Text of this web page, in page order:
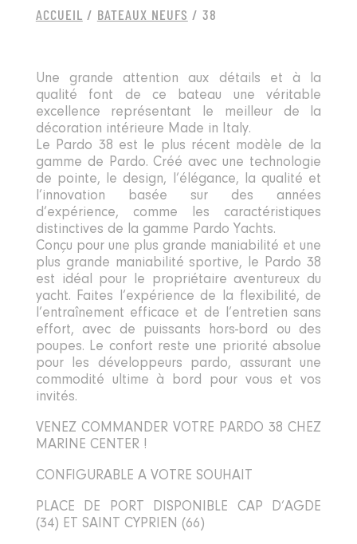
ACCUEIL / BATEAUX NEUFS / 38
Une grande attention aux détails et à la
qualité font de ce bateau une véritable
excellence représentant le meilleur de la
décoration intérieure Made in Italy.
Le Pardo 38 est le plus récent modèle de la
gamme de Pardo. Créé avec une technologie
de pointe, le design, l’élégance, la qualité et
l’innovation basée sur des années
d’expérience, comme les caractéristiques
distinctives de la gamme Pardo Yachts.
Conçu pour une plus grande maniabilité et une
plus grande maniabilité sportive, le Pardo 38
est idéal pour le propriétaire aventureux du
yacht. Faites l’expérience de la flexibilité, de
l’entraînement efficace et de l’entretien sans
effort, avec de puissants hors-bord ou des
poupes. Le confort reste une priorité absolue
pour les développeurs pardo, assurant une
commodité ultime à bord pour vous et vos
invités.
VENEZ COMMANDER VOTRE PARDO 38 CHEZ
MARINE CENTER !
CONFIGURABLE A VOTRE SOUHAIT
PLACE DE PORT DISPONIBLE CAP D’AGDE
(34) ET SAINT CYPRIEN (66)